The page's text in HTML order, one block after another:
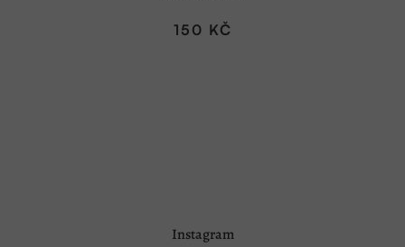
150 KČ
Instagram